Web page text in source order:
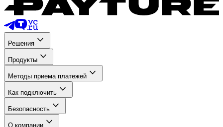
Решения
Продукты
Методы приема платежей
Как подключить
Безопасность
О компании